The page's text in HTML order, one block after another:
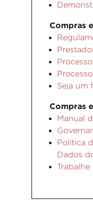
Compras
Seja um
Compras
Manual
Política
Dados